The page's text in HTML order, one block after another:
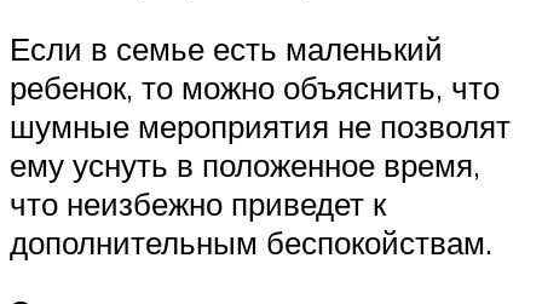
Если в семье есть маленький
ребенок, то можно объяснить, что
шумные мероприятия не позволят
ему уснуть в положенное время,
что неизбежно приведет к
дополнительным беспокойствам.